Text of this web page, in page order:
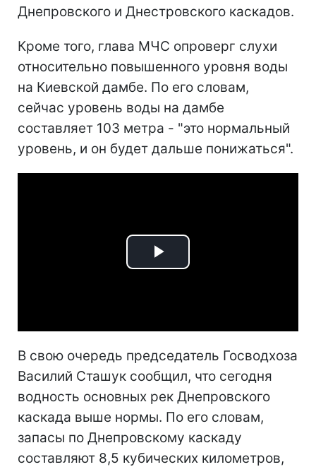
Днепровского и Днестровского каскадов.
Кроме того, глава МЧС опроверг слухи
относительно повышенного уровня воды
на Киевской дамбе. По его словам,
сейчас уровень воды на дамбе
составляет 103 метра - "это нормальный
уровень, и он будет дальше понижаться".
Play
В свою очередь председатель Госводхоза
Василий Сташук сообщил, что сегодня
водность основных рек Днепровского
каскада выше нормы. По его словам,
запасы по Днепровскому каскаду
составляют 8,5 кубических километров,